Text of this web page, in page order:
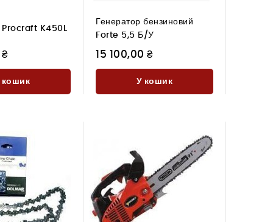
Procraft K450L
кошик
Генератор бензиновий
Forte 5,5 Б/У
15 100,00 ₴
У кошик